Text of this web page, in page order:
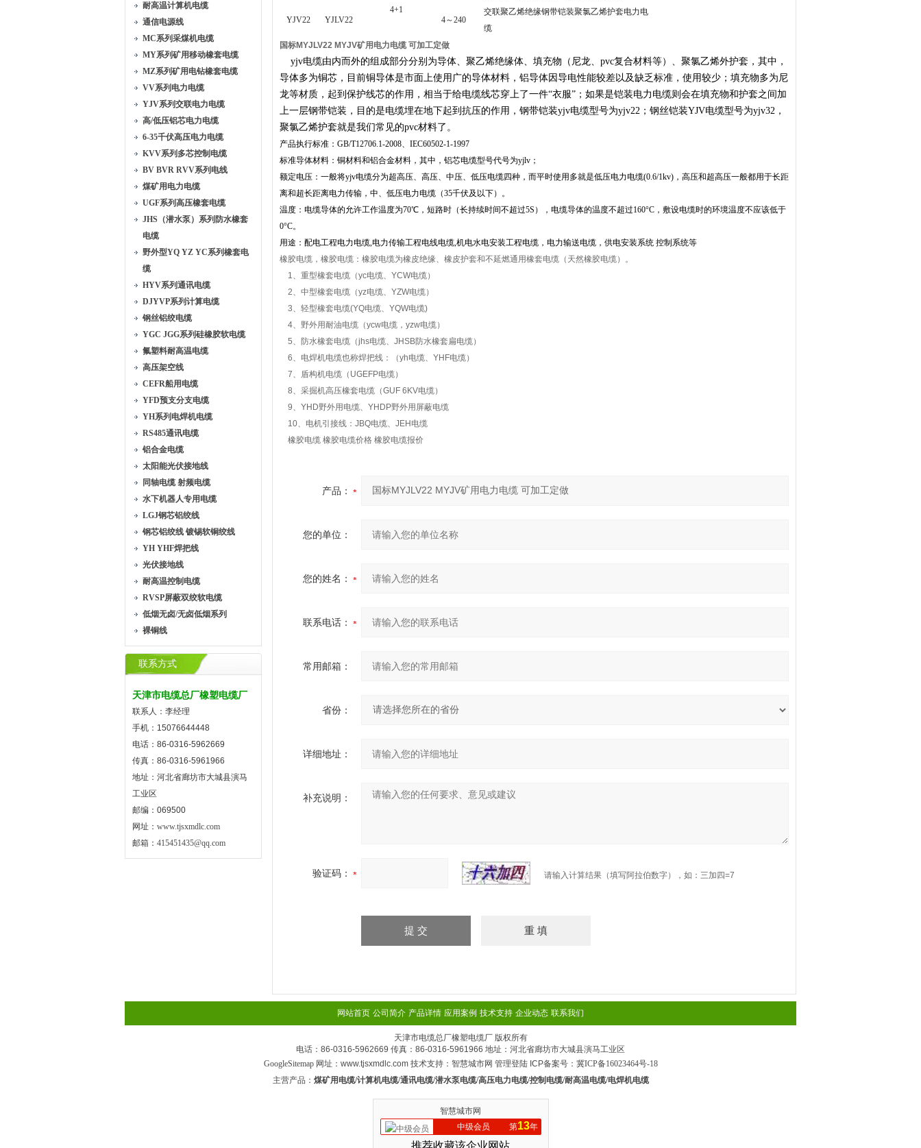
耐高温计算机电缆
通信电源线
MC系列采煤机电缆
MY系列矿用移动橡套电缆
MZ系列矿用电钻橡套电缆
VV系列电力电缆
YJV系列交联电力电缆
高/低压铝芯电力电缆
6-35千伏高压电力电缆
KVV系列多芯控制电缆
BV BVR RVV系列电线
煤矿用电力电缆
UGF系列高压橡套电缆
JHS（潜水泵）系列防水橡套
电缆
野外型YQ YZ YC系列橡套电
缆
HYV系列通讯电缆
DJYVP系列计算电缆
钢丝铝绞电缆
YGC JGG系列硅橡胶软电缆
氟塑料耐高温电缆
高压架空线
CEFR船用电缆
YFD预支分支电缆
YH系列电焊机电缆
RS485通讯电缆
铝合金电缆
太阳能光伏接地线
同轴电缆 射频电缆
水下机器人专用电缆
LGJ钢芯铝绞线
钢芯铝绞线 镀锡软铜绞线
YH YHF焊把线
光伏接地线
耐高温控制电缆
RVSP屏蔽双绞软电缆
低烟无卤/无卤低烟系列
裸铜线
联系方式
天津市电缆总厂橡塑电缆厂
联系人：李经理
手机：15076644448
电话：86-0316-5962669
传真：86-0316-5961966
地址：河北省廊坊市大城县演马
工业区
邮编：069500
网址： www.tjsxmdlc.com
邮箱： 415451435@qq.com
4+1
YJV22 YJLV22 4～240
交联聚乙烯绝缘钢带铠装聚氯乙烯护套电力电
缆
国标MYJLV22 MYJV矿用电力电缆 可加工定做
yjv电缆由内而外的组成部分分别为导体、聚乙烯绝缘体、填充物（尼龙、pvc复合材料等）、聚氯乙烯外护套，其中，
导体多为铜芯，目前铜导体是市面上使用广的导体材料，铝导体因导电性能较差以及缺乏标准，使用较少；填充物多为尼
龙等材质，起到保护线芯的作用，相当于给电缆线芯穿上了一件“衣服”；如果是铠装电力电缆则会在填充物和护套之间加
上一层钢带铠装，目的是电缆埋在地下起到抗压的作用，钢带铠装yjv电缆型号为yjv22；钢丝铠装YJV电缆型号为yjv32，
聚氯乙烯护套就是我们常见的pvc材料了。
产品执行标准：GB/T12706.1-2008、IEC60502-1-1997
标准导体材料：铜材料和铝合金材料，其中，铝芯电缆型号代号为yjlv；
额定电压：一般将yjv电缆分为超高压、高压、中压、低压电缆四种，而平时使用多就是低压电力电缆(0.6/1kv)，高压和超高压一般都用于长距
离和超长距离电力传输，中、低压电力电缆（35千伏及以下）。
温度：电缆导体的允许工作温度为70℃，短路时（长持续时间不超过5S），电缆导体的温度不超过160°C，敷设电缆时的环境温度不应该低于
0°C。
用途：配电工程电力电缆,电力传输工程电线电缆,机电水电安装工程电缆，电力输送电缆，供电安装系统 控制系统等
橡胶电缆，橡胶电缆：橡胶电缆为橡皮绝缘、橡皮护套和不延燃通用橡套电缆（天然橡胶电缆）。
1、重型橡套电缆（yc电缆、YCW电缆）
2、中型橡套电缆（yz电缆、YZW电缆）
3、轻型橡套电缆(YQ电缆、YQW电缆)
4、野外用耐油电缆（ycw电缆，yzw电缆）
5、防水橡套电缆（jhs电缆、JHSB防水橡套扁电缆）
6、电焊机电缆也称焊把线：（yh电缆、YHF电缆）
7、盾构机电缆（UGEFP电缆）
8、采掘机高压橡套电缆（GUF 6KV电缆）
9、YHD野外用电缆、YHDP野外用屏蔽电缆
10、电机引接线：JBQ电缆、JEH电缆
橡胶电缆 橡胶电缆价格 橡胶电缆报价
产品：
您的单位：
您的姓名：
联系电话：
常用邮箱：
省份：
详细地址：
补充说明：
验证码： 请输入计算结果（填写阿拉伯数字），如：三加四=7
网站首页 公司简介 产品详情 应用案例 技术支持 企业动态 联系我们
天津市电缆总厂橡塑电缆厂 版权所有
电话：86-0316-5962669 传真：86-0316-5961966 地址：河北省廊坊市大城县演马工业区
GoogleSitemap网址：www.tjsxmdlc.com 技术支持： 智慧城市网 管理登陆ICP备案号： 冀ICP备16023464号-18
主营产品： 煤矿用电缆/计算机电缆/通讯电缆/潜水泵电缆/高压电力电缆/控制电缆/耐高温电缆/电焊机电缆
智慧城市网
中级会员
第13年
推荐收藏该企业网站